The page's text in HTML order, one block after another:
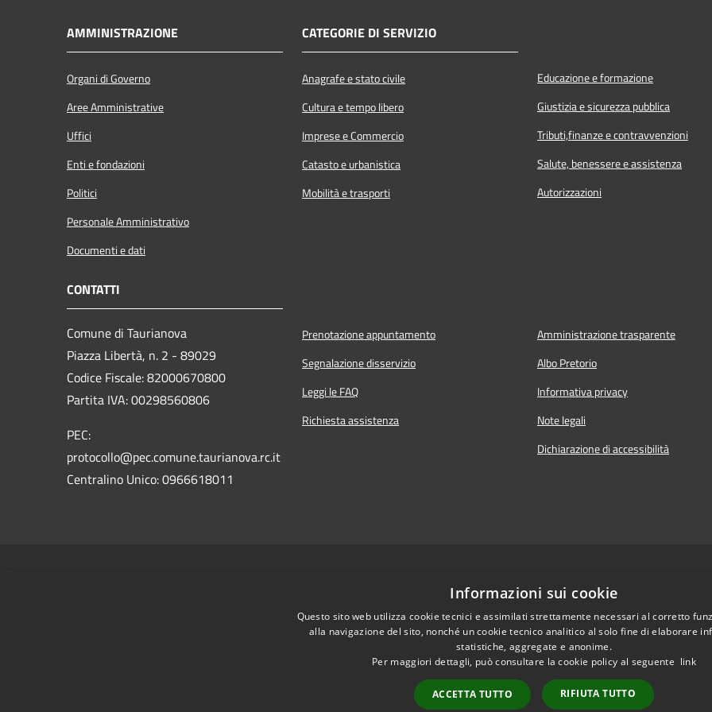
AMMINISTRAZIONE
Organi di Governo
Aree Amministrative
Uffici
Enti e fondazioni
Politici
Personale Amministrativo
Documenti e dati
CATEGORIE DI SERVIZIO
Anagrafe e stato civile
Cultura e tempo libero
Imprese e Commercio
Catasto e urbanistica
Mobilità e trasporti
Educazione e formazione
Giustizia e sicurezza pubblica
Tributi,finanze e contravvenzioni
Salute, benessere e assistenza
Autorizzazioni
CONTATTI
Comune di Taurianova
Piazza Libertà, n. 2 - 89029
Codice Fiscale: 82000670800
Partita IVA: 00298560806
PEC:
protocollo@pec.comune.taurianova.rc.it
Centralino Unico: 0966618011
Prenotazione appuntamento
Segnalazione disservizio
Leggi le FAQ
Richiesta assistenza
Amministrazione trasparente
Albo Pretorio
Informativa privacy
Note legali
Dichiarazione di accessibilità
Powered by
Il sito e i portali collegati
rinvia per l'informativa privacy
WAI vengono
esclusivo della pubblica
Informazioni sui cookie
Questo sito web utilizza cookie tecnici e assimilati strettamente necessari al corretto
alla navigazione del sito, nonché un cookie tecnico analitico al solo fine di elaborare
statistiche, aggregate e anonime.
Per maggiori dettagli, può consultare la cookie policy al seguente link
ACCETTA TUTTO RIFIUTA TUTTO